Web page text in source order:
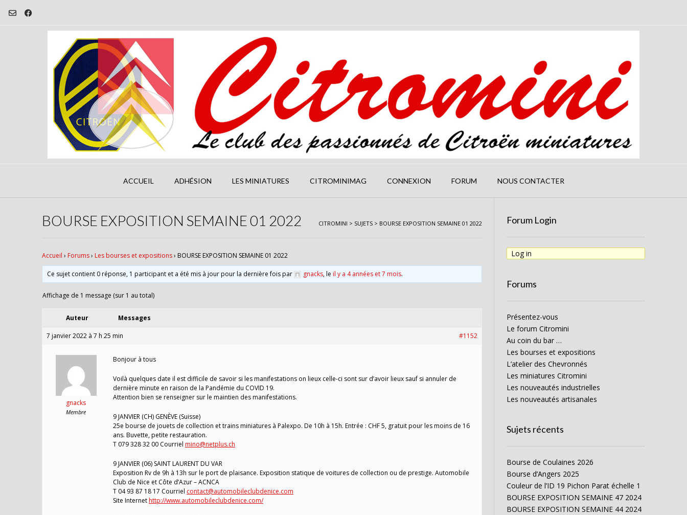
ACCUEIL ADHÉSION LES MINIATURES CITROMINIMAG CONNEXION FORUM NOUS CONTACTER
BOURSE EXPOSITION SEMAINE 01 2022 CITROMINI > SUJETS > BOURSE EXPOSITION SEMAINE 01 2022
Accueil › Forums› Les bourses et expositions› BOURSE EXPOSITION SEMAINE 01 2022
Ce sujet contient 0 réponse, 1 participant et a été mis à jour pour la dernière fois par gnacks, leil y a 4 années et 7 mois.
Affichage de 1 message (sur 1 au total)
Auteur Messages
7 janvier 2022 à 7 h 25 min #1152
gnacks
Membre
Bonjour à tous
Voilà quelques date il est difficile de savoir si les manifestations on lieux celle-ci sont sur d’avoir lieux sauf si annuler de
dernière minute en raison de la Pandémie du COVID 19.
Attention bien se renseigner sur le maintien des manifestations.
9 JANVIER (CH) GENÈVE (Suisse)
25e bourse de jouets de collection et trains miniatures à Palexpo. De 10h à 15h. Entrée : CHF 5, gratuit pour les moins de 16
ans. Buvette, petite restauration.
T 079 328 32 00 Courriel mino@netplus.ch
9 JANVIER (06) SAINT LAURENT DU VAR
Exposition Rv de 9h à 13h sur le port de plaisance. Exposition statique de voitures de collection ou de prestige. Automobile
Club de Nice et Côte d’Azur – ACNCA
T 04 93 87 18 17 Courriel contact@automobileclubdenice.com
Site Internethttp://www.automobileclubdenice.com/
Forum Login
Log in
Forums
Présentez-vous
Le forum Citromini
Au coin du bar …
Les bourses et expositions
L’atelier des Chevronnés
Les miniatures Citromini
Les nouveautés industrielles
Les nouveautés artisanales
Sujets récents
Bourse de Coulaines 2026
Bourse d’Angers 2025
Couleur de l’ID 19 Pichon Parat échelle 1
BOURSE EXPOSITION SEMAINE 47 2024
BOURSE EXPOSITION SEMAINE 44 2024